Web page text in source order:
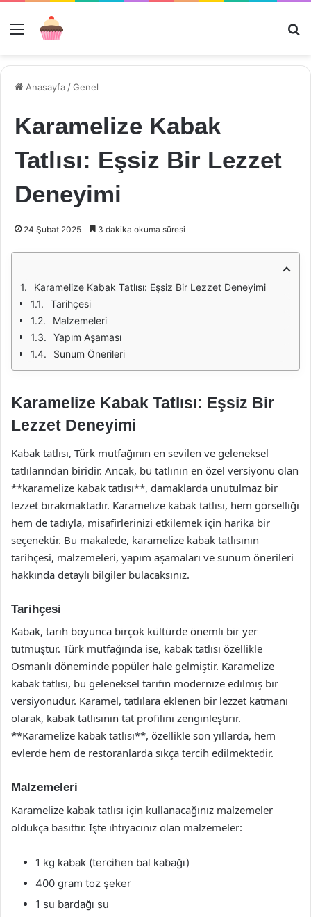
Menü
Anasayfa /Genel
Karamelize Kabak
Tatlısı: Eşsiz Bir Lezzet
Deneyimi
24 Şubat 2025 3 dakika okuma süresi
Karamelize Kabak Tatlısı: Eşsiz Bir Lezzet Deneyimi
Tarihçesi
Malzemeleri
Yapım Aşaması
Sunum Önerileri
Karamelize Kabak Tatlısı: Eşsiz Bir
Lezzet Deneyimi
Kabak tatlısı, Türk mutfağının en sevilen ve geleneksel
tatlılarından biridir. Ancak, bu tatlının en özel versiyonu olan
**karamelize kabak tatlısı**, damaklarda unutulmaz bir
lezzet bırakmaktadır. Karamelize kabak tatlısı, hem görselliği
hem de tadıyla, misafirlerinizi etkilemek için harika bir
seçenektir. Bu makalede, karamelize kabak tatlısının
tarihçesi, malzemeleri, yapım aşamaları ve sunum önerileri
hakkında detaylı bilgiler bulacaksınız.
Tarihçesi
Kabak, tarih boyunca birçok kültürde önemli bir yer
tutmuştur. Türk mutfağında ise, kabak tatlısı özellikle
Osmanlı döneminde popüler hale gelmiştir. Karamelize
kabak tatlısı, bu geleneksel tarifin modernize edilmiş bir
versiyonudur. Karamel, tatlılara eklenen bir lezzet katmanı
olarak, kabak tatlısının tat profilini zenginleştirir.
**Karamelize kabak tatlısı**, özellikle son yıllarda, hem
evlerde hem de restoranlarda sıkça tercih edilmektedir.
Malzemeleri
Karamelize kabak tatlısı için kullanacağınız malzemeler
oldukça basittir. İşte ihtiyacınız olan malzemeler:
1 kg kabak (tercihen bal kabağı)
400 gram toz şeker
1 su bardağı su